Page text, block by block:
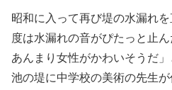
昭和に入って再び堤の水漏れ
度は水漏れの音がぴたっと止
あんまり女性がかわいそうだ」
池の堤に中学校の美術の先生